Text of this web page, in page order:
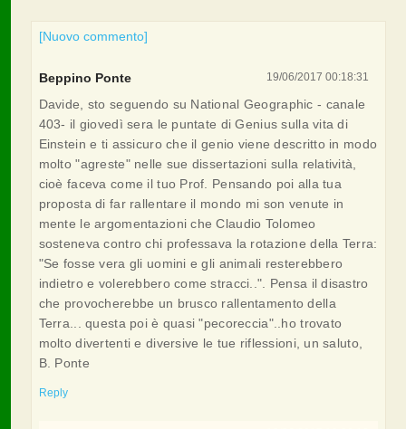
[Nuovo commento]
19/06/2017 00:18:31
Beppino Ponte
Davide, sto seguendo su National Geographic - canale
403- il giovedì sera le puntate di Genius sulla vita di
Einstein e ti assicuro che il genio viene descritto in modo
molto "agreste" nelle sue dissertazioni sulla relatività,
cioè faceva come il tuo Prof. Pensando poi alla tua
proposta di far rallentare il mondo mi son venute in
mente le argomentazioni che Claudio Tolomeo
sosteneva contro chi professava la rotazione della Terra:
"Se fosse vera gli uomini e gli animali resterebbero
indietro e volerebbero come stracci..". Pensa il disastro
che provocherebbe un brusco rallentamento della
Terra... questa poi è quasi "pecoreccia"..ho trovato
molto divertenti e diversive le tue riflessioni, un saluto,
B. Ponte
Reply